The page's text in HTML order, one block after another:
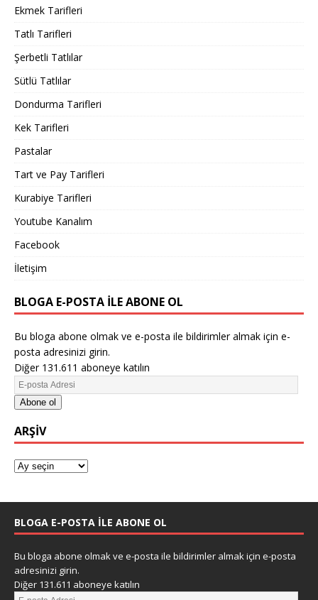
Ekmek Tarifleri
Tatlı Tarifleri
Şerbetli Tatlılar
Sütlü Tatlılar
Dondurma Tarifleri
Kek Tarifleri
Pastalar
Tart ve Pay Tarifleri
Kurabiye Tarifleri
Youtube Kanalım
Facebook
İletişim
BLOGA E-POSTA ILE ABONE OL
Bu bloga abone olmak ve e-posta ile bildirimler almak için e-
posta adresinizi girin.
Diğer 131.611 aboneye katılın
Abone ol
ARŞIV
BLOGA E-POSTA ILE ABONE OL
Bu bloga abone olmak ve e-posta ile bildirimler almak için e-posta
adresinizi girin.
Diğer 131.611 aboneye katılın